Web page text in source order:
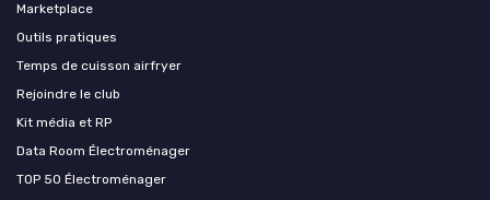
Marketplace
Outils pratiques
Temps de cuisson airfryer
Rejoindre le club
Kit média et RP
Data Room Électroménager
TOP 50 Électroménager